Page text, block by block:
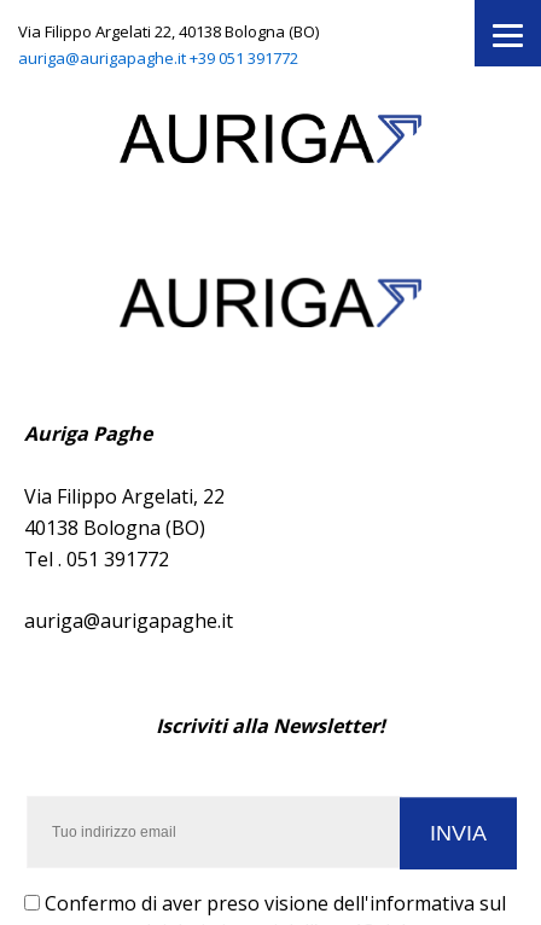
Via Filippo Argelati 22, 40138 Bologna (BO)
auriga@aurigapaghe.it+39 051 391772
Auriga Paghe
Via Filippo Argelati, 22
40138 Bologna (BO)
Tel . 051 391772
auriga@aurigapaghe.it
Iscriviti alla Newsletter!
Confermo di aver preso visione dell'informativa sul